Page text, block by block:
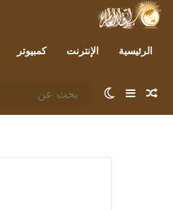
الرئيسية الإنترنت كمبيوتر
مقال عشوائي
إضافة عمود جانبي
الوضع المظلم